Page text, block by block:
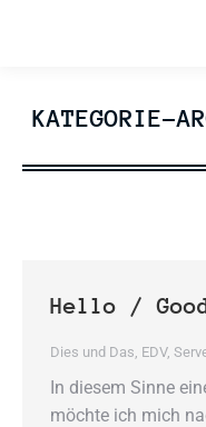
KATEGORIE-
Hello /
Dies und Das, EDV,
In diesem Sinne
möchte ich mich